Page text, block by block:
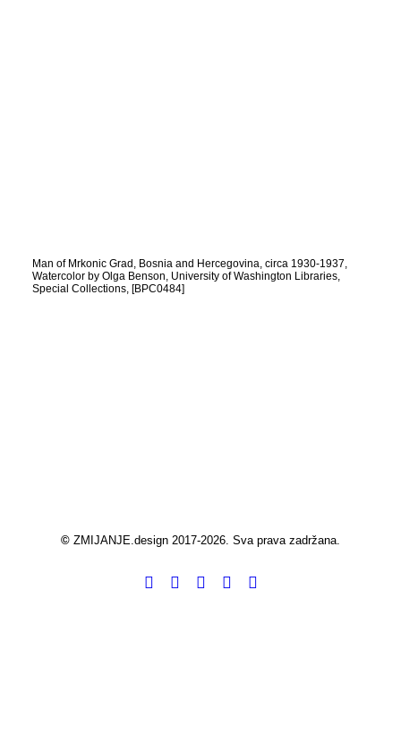
Man of Mrkonic Grad, Bosnia and Hercegovina, circa 1930-1937,
Watercolor by Olga Benson, University of Washington Libraries,
Special Collections, [BPC0484]
© ZMIJANJE.design 2017-2026. Sva prava zadržana.